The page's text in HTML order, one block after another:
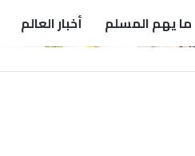
ما يهم المسلم أخبار العالم